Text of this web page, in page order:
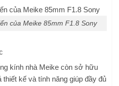
của Meike 85mm F1.8 Sony
kính nhà Meike còn sở hữu
kế và tính năng giúp đầy đủ